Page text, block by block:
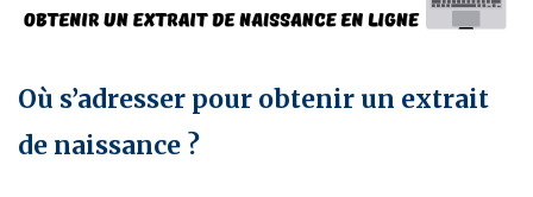
Où s’adresser pour obtenir un extrait
de naissance ?